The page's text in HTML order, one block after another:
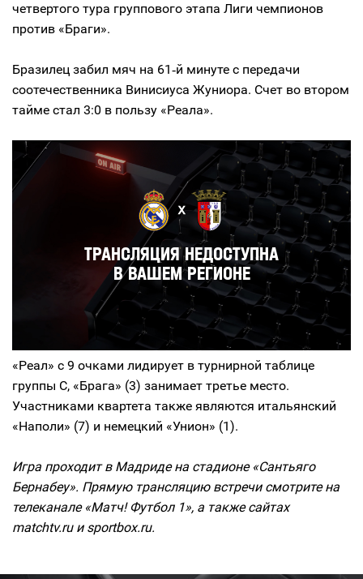
четвертого тура группового этапа Лиги чемпионов
против «Браги».
Бразилец забил мяч на 61‑й минуте с передачи
соотечественника Винисиуса Жуниора. Счет во втором
тайме стал 3:0 в пользу «Реала».
«Реал» с 9 очками лидирует в турнирной таблице
группы C, «Брага» (3) занимает третье место.
Участниками квартета также являются итальянский
«Наполи» (7) и немецкий «Унион» (1).
Игра проходит в Мадриде на стадионе «Сантьяго
Бернабеу». Прямую трансляцию встречи смотрите на
телеканале «Матч! Футбол 1», а также сайтах
matchtv.ru и sportbox.ru.